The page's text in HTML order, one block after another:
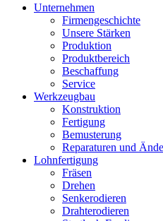
Unternehmen
Firmengeschichte
Unsere Stärken
Produktion
Produktbereich
Beschaffung
Service
Werkzeugbau
Konstruktion
Fertigung
Bemusterung
Reparaturen und
Lohnfertigung
Fräsen
Drehen
Senkerodieren
Drahterodieren